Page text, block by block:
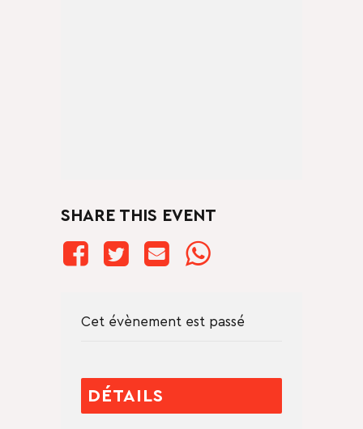
SHARE THIS EVENT
Cet évènement est passé
DÉTAILS